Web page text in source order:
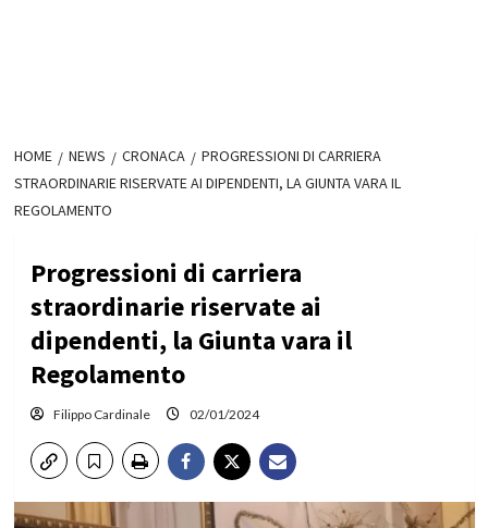
HOME NEWS CRONACA
PROGRESSIONI DI CARRIERA
STRAORDINARIE RISERVATE AI DIPENDENTI, LA GIUNTA VARA IL
REGOLAMENTO
Progressioni di carriera
straordinarie riservate ai
dipendenti, la Giunta vara il
Regolamento
Filippo Cardinale 02/01/2024